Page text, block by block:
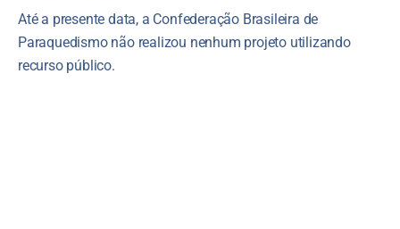
Até a presente data, a Confederação Brasileira de
Paraquedismo não realizou nenhum projeto utilizando
recurso público.